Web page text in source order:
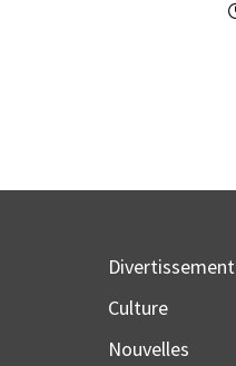
Divertissement
Culture
Nouvelles